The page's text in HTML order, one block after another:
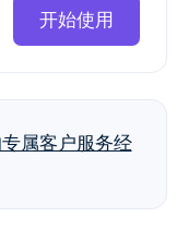
开始使用
属客户服务经